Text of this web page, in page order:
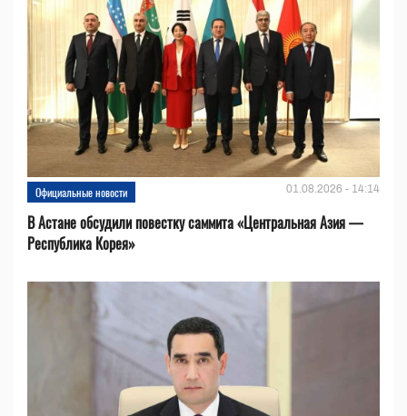
Официальные новости 01.08.2026 - 14:14
В Астане обсудили повестку саммита «Центральная Азия —
Республика Корея»